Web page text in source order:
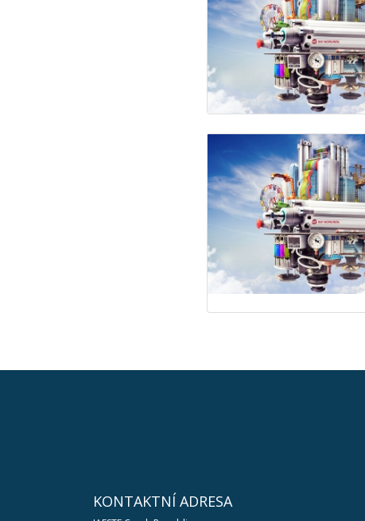
KONTAKTNÍ ADRESA